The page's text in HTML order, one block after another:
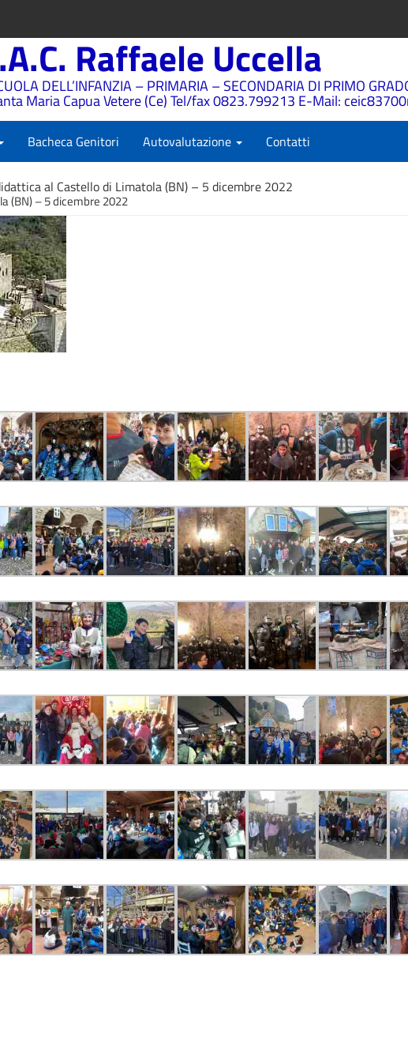
Raffaele Uccella
DELL’INFANZIA – PRIMARIA – SECONDARIA DI PRIMO
Maria Capua Vetere (Ce) Tel/fax 0823.799213 E-Mail:
Bacheca Genitori Autovalutazione Contatti
al Castello di Limatola (BN) – 5 dicembre 2022
(BN) – 5 dicembre 2022